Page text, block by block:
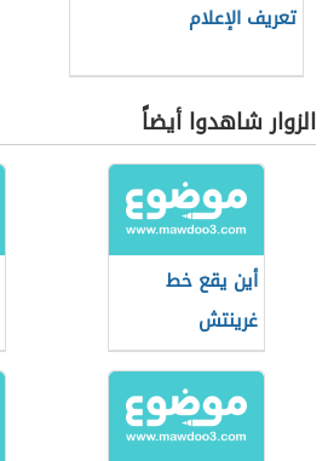
تعريف الإعلام
الزوار شاهدوا أيضاً
أين يقع خط
غرينتش